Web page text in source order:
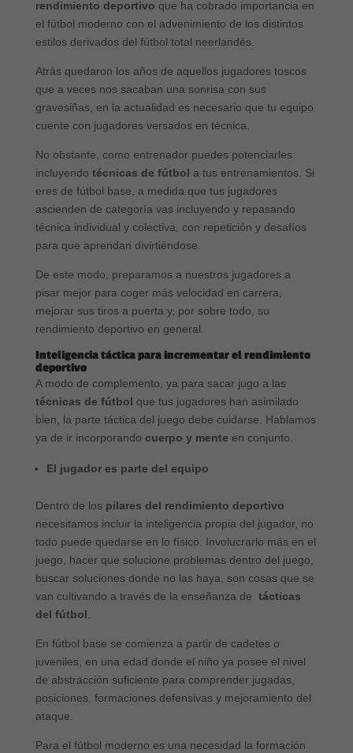
rendimiento deportivo que ha cobrado importancia en
el fútbol moderno con el advenimiento de los distintos
estilos derivados del fútbol total neerlandés.
Atrás quedaron los años de aquellos jugadores toscos
que a veces nos sacaban una sonrisa con sus
gravesiñas, en la actualidad es necesario que tu equipo
cuente con jugadores versados en técnica.
No obstante, como entrenador puedes potenciarles
incluyendo técnicas de fútbol a tus entrenamientos. Si
eres de fútbol base, a medida que tus jugadores
ascienden de categoría vas incluyendo y repasando
técnica individual y colectiva, con repetición y desafíos
para que aprendan divirtiéndose.
De este modo, preparamos a nuestros jugadores a
pisar mejor para coger más velocidad en carrera,
mejorar sus tiros a puerta y, por sobre todo, su
rendimiento deportivo en general.
Inteligencia táctica para incrementar el rendimiento
deportivo
A modo de complemento, ya para sacar jugo a las
técnicas de fútbol que tus jugadores han asimilado
bien, la parte táctica del juego debe cuidarse. Hablamos
ya de ir incorporando cuerpo y mente en conjunto.
El jugador es parte del equipo
Dentro de los pilares del rendimiento deportivo
necesitamos incluir la inteligencia propia del jugador, no
todo puede quedarse en lo físico. Involucrarlo más en el
juego, hacer que solucione problemas dentro del juego,
buscar soluciones donde no las haya, son cosas que se
van cultivando a través de la enseñanza de tácticas
del fútbol
En fútbol base se comienza a partir de cadetes o
juveniles, en una edad donde el niño ya posee el nivel
de abstracción suficiente para comprender jugadas,
posiciones, formaciones defensivas y mejoramiento del
ataque.
Para el fútbol moderno es una necesidad la formación